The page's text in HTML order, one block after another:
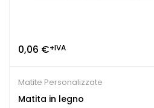
0,06 €+IVA
Matite Personalizzate
Matita in legno